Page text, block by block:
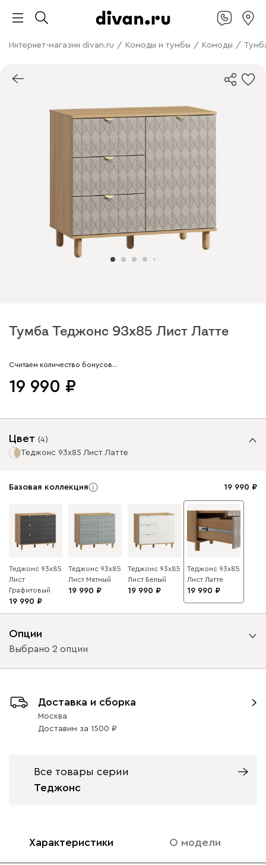
Интернет-магазин divan.ru / Комоды и тумбы / Комоды /
Тумба Теджонс 93x85 Лист ​Латте
Арт. 290175
Считаем количество бонусов…
19 990
Цвет (4)
Теджонс 93x85 Лист ​Латте
Базовая коллекция 19 990
Теджонс 93x85
Лист
Графитовый
19 990
Теджонс 93x85
Лист ​Мятный
19 990
Теджонс 93x85
Лист ​Белый
19 990
Теджонс 93x85
Лист ​Латте
19 990
Опции
Выбрано 2 опции
с доводчиками без доводчиков
Доставка и сборка
Москва
Доставим за 1500
Все товары серии
Теджонс
Характеристики О модели